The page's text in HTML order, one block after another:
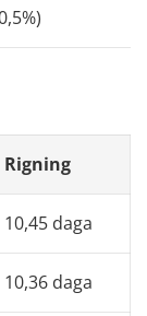
Rigning
10,45 daga
10,36 daga